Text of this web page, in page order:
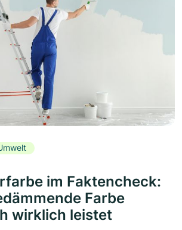
im Faktencheck:
Farbe
wirklich leistet